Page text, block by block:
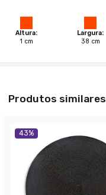
Altura:
1 cm
Largura:
38 cm
Produtos similares
43%